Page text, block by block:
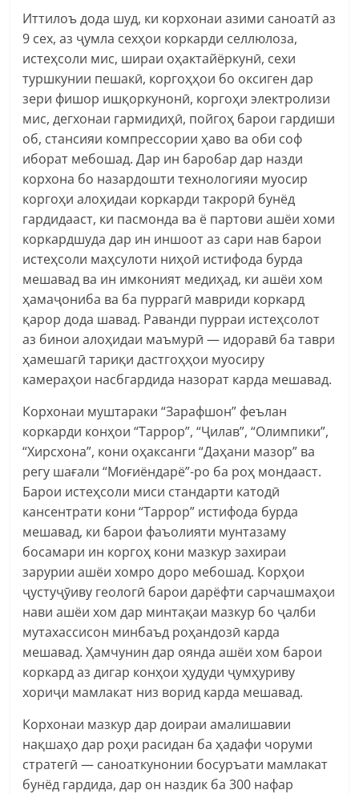
Иттилоъ дода шуд, ки корхонаи азими саноатӣ аз
9 сех, аз ҷумла сехҳои коркарди селлюлоза,
истеҳсоли мис, шираи оҳактайёркунӣ, сехи
туршкунии пешакӣ, коргоҳҳои бо оксиген дар
зери фишор ишқоркунонӣ, коргоҳи электролизи
мис, дегхонаи гармидиҳӣ, пойгоҳ барои гардиши
об, стансияи компрессории ҳаво ва оби соф
иборат мебошад. Дар ин баробар дар назди
корхона бо назардошти технологияи муосир
коргоҳи алоҳидаи коркарди такрорӣ бунёд
гардидааст, ки пасмонда ва ё партови ашёи хоми
коркардшуда дар ин иншоот аз сари нав барои
истеҳсоли маҳсулоти ниҳоӣ истифода бурда
мешавад ва ин имконият медиҳад, ки ашёи хом
ҳамаҷониба ва ба пуррагӣ мавриди коркард
қарор дода шавад. Раванди пурраи истеҳсолот
аз бинои алоҳидаи маъмурӣ — идоравӣ ба таври
ҳамешагӣ тариқи дастгоҳҳои муосиру
камераҳои насбгардида назорат карда мешавад.
Корхонаи муштараки “Зарафшон” феълан
коркарди конҳои “Таррор”, “Ҷилав”, “Олимпики”,
“Хирсхона”, кони оҳаксанги “Даҳани мазор” ва
регу шағали “Моғиёндарё”-ро ба роҳ мондааст.
Барои истеҳсоли миси стандарти катодӣ
кансентрати кони “Таррор” истифода бурда
мешавад, ки барои фаъолияти мунтазаму
босамари ин коргоҳ кони мазкур захираи
зарурии ашёи хомро доро мебошад. Корҳои
ҷустуҷӯиву геологӣ барои дарёфти сарчашмаҳои
нави ашёи хом дар минтақаи мазкур бо ҷалби
мутахассисон минбаъд роҳандозӣ карда
мешавад. Ҳамчунин дар оянда ашёи хом барои
коркард аз дигар конҳои ҳудуди ҷумҳуриву
хориҷи мамлакат низ ворид карда мешавад.
Корхонаи мазкур дар доираи амалишавии
нақшаҳо дар роҳи расидан ба ҳадафи чоруми
стратегӣ — саноаткунонии босуръати мамлакат
бунёд гардида, дар он наздик ба 300 нафар